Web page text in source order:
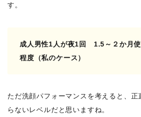
す。
成人男性1人が夜1回 1.5～２か月
程度（私のケース）
ただ洗顔パフォーマンスを考えると、正
らないレベルだと思いますね。